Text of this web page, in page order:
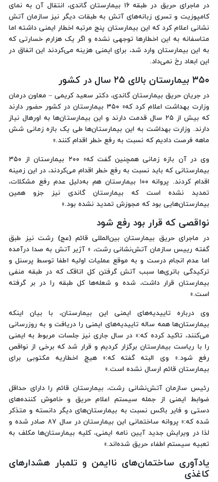
در ماجرای حریق در طبقه ۱۶ بیمارستان گاندی، انتقال آن به نمای
کامپوزیت و تسری زبانه‌های آتش به طبقات دیگر نیز سازمان آتش
نشانی اعلام کرد که این بیمارستان پنج مرتبه اخطار ایمنی داشته اما
متاسفانه به این اخطارها توجهی نشده و اگر یک هزارم خسارتی که
به این بیمارستان وارد شد، برای ایمنی هزینه می‌کردند این اتفاق در
این ابعاد رخ نمی‌داد.
۳۵۰ بیمارستان بالای ۲۵ سال در کشور
در جریان حریق بیمارستان گاندی، دکتر سعید کریمی – معاون درمان
وزارت بهداشت اعلام کرد که« ۳۵۰ بیمارستان در کشور حضور دارند
که بیش از ۲۵ سال قدمت دارند و این بیمارستان‌ها به اورهال نیاز
دارند. وزارت بهداشت به این بیمارستان‌ها طی یک بازه زمانی شش
ماهه فرصت دادیم که نسبت به رفع خطر اقدام کنند.»
وی در آن بازه زمانی همچنین گفت که« ۲۰۰ بیمارستان از ۳۵۰
بیمارستانی که باید نسبت به رفع خطر اقدام می‌کردند، در این زمینه
اقدام کردند. پروانه ۱۰۰ بیمارستان هم به‌دلیل عدم رفع مشکلات،
تمدید نشده است که بیمارستان گاندی نیز جزو همین
بیمارستان‌هایی بود که مجوزش تمدید نشده بود.»
نواقصی که قرار بود رفع شود
در ماجرای حریق بیمارستان بین‌المللی قائم (عج) رشت نیز طبق
گفته رییس سازمان آتش‌نشانی رشت، « آژیر آتش به صدا درآمده
اما عدم انجام درست و به موقع عملیات اولیه‌ اطفا توسط پرسنل و
ترکیدگی باتری‌ها سبب آتش گرفتن کل اتاقک که در طبقه منفی
بیمارستان قرار داشت، شده و شعله‌ها کل طبقه را در بر گرفته
است.»
وی درباره تاییدیه‌های ایمنی این بیمارستان، با بیان اینکه
بیمارستان‌ها همه ساله تاییدیه‌های ایمنی را دریافت و به روزرسانی
می‌کنند، تاکید کرده که:« در سال جاری نیز جلسات مربوط به ایمنی
را با ریاست بیمارستان برگزار کردیم و قرار شد که برخی از نواقص
رفع شود.» وی البته گفته که:« هیچ اخطاریه مکتوبی برای
بیمارستان قائم ارسال نشده است.»
رئیس سازمان آتش‌نشانی رشت، بیمارستان قائم را دارای حداقل
ضوابط ایمنی از جمله سیستم اعلام حریق و خاموش کننده‌های
دستی و فایر باکس نسبت به بیمارستان‌های دیگر دانسته و متذکر
شده که:« پروانه ساختمانی این بیمارستان در سال ۸۷ صادر شده و
لذا در ویرایش جدید آیین نامه ایمنی، کلیه بیمارستان‌ها مکلف به
تعبیه سیستم اطفاء حریق شده‌اند.»
یادآوری ساختمان‌های ناایمن و تلمبار هشدارهای
کاغذی